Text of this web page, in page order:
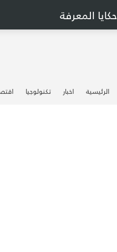
حكايا المعرفة
الرئيسية اخبار تكنولوجيا